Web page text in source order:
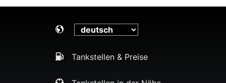
Tankstellen & Preise